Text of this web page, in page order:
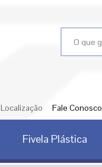
Search for:
Localização Fale Conosco
Fivela Plástica